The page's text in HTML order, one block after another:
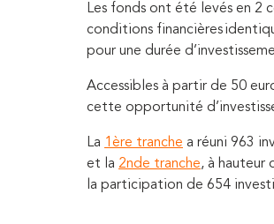
Les fonds ont été levés en 2
conditions financières
pour une durée
Accessibles à partir de 50
cette opportunité
La 1ère tranche a réuni 963
et la 2nde tranche, à hauteur
la participation de 654